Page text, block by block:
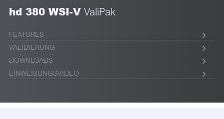
hd 380 WSI-VValiPak
FEATURES
VALIDIERUNG
DOWNLOADS
EINWEISUNGSVIDEO